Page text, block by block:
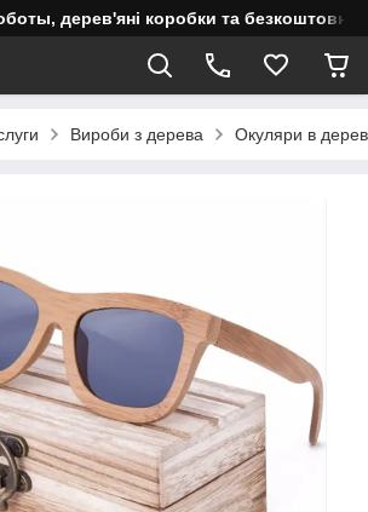
дерев'яні коробки та безкоштовне
Вироби з дерева Окуляри в